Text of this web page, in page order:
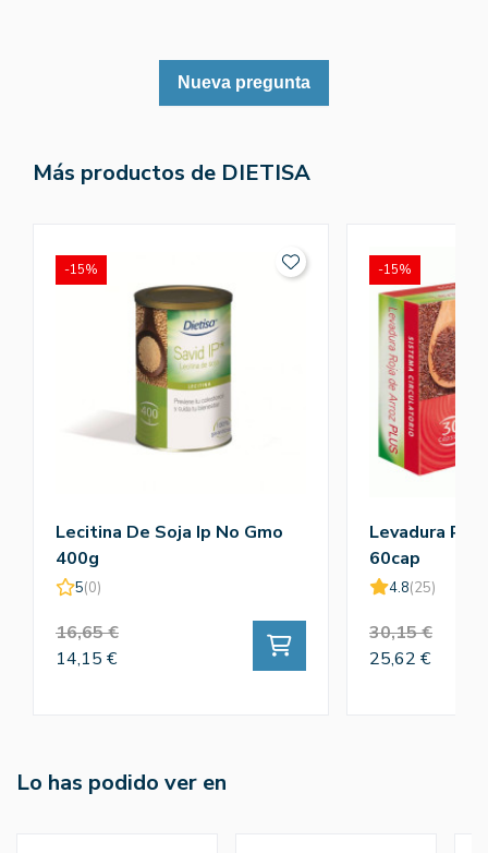
Nueva pregunta
Más productos de DIETISA
Lecitina De Soja Ip No Gmo
400g
5(0)
16,65 €
14,15 €
-15%
Levadura
60cap
4.8(25)
30,15 €
25,62 €
-15%
Lo has podido ver en